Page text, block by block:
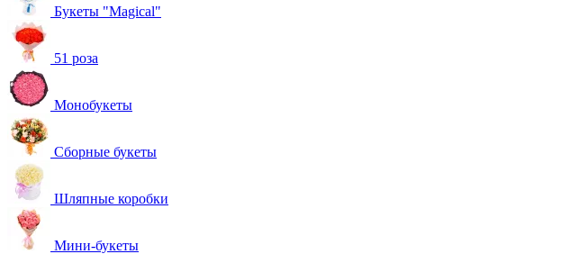
Букеты "Magical"
51 роза
Монобукеты
Сборные букеты
Шляпные коробки
Мини-букеты